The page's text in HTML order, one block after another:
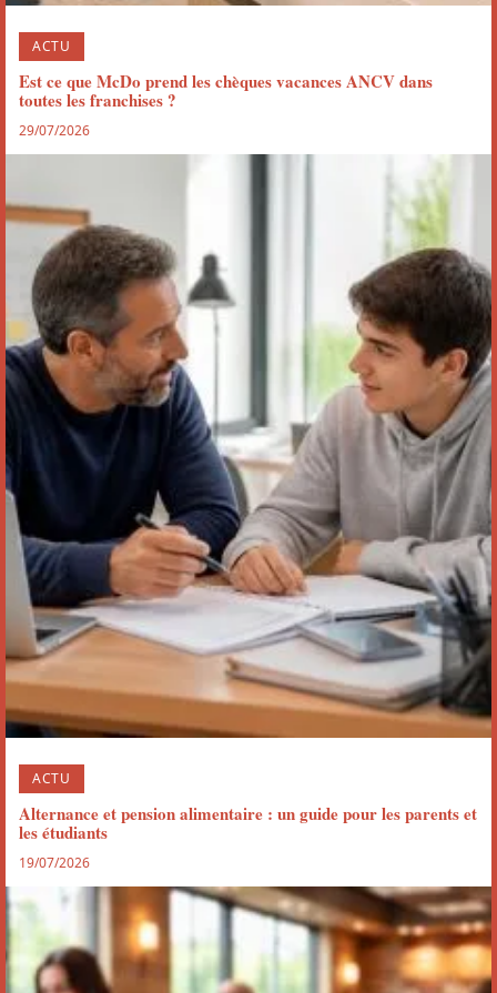
ACTU
Est ce que McDo prend les chèques vacances ANCV dans
toutes les franchises ?
29/07/2026
ACTU
Alternance et pension alimentaire : un guide pour les parents et
les étudiants
19/07/2026